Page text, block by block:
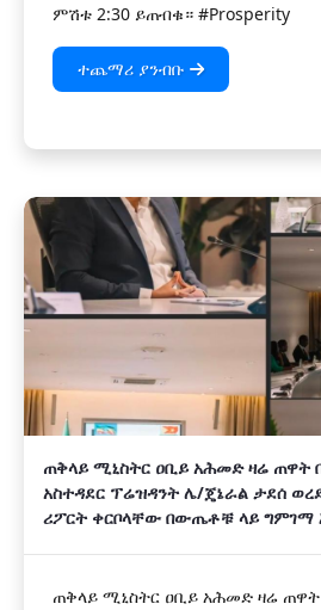
ምሽቱ 2:30 ይጠብቁ። #Prosperity
ተጨማሪ ያንብቡ
ጠቅላይ ሚኒስትር ዐቢይ አሕመድ ዛሬ ጠዋት
አስተዳደር ፕሬዝዳንት ሌ/ጄኔራል ታደሰ
ሪፖርት ቀርቦላቸው በውጤቶቹ ላይ ግምገማ
ጠቅላይ ሚኒስትር ዐቢይ አሕመድ ዛሬ ጠዋት